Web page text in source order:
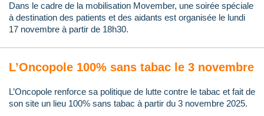
Dans le cadre de la mobilisation Movember, une soirée spéciale
à destination des patients et des aidants est organisée le lundi
17 novembre à partir de 18h30.
L’Oncopole 100% sans tabac le 3 novembre
L’Oncopole renforce sa politique de lutte contre le tabac et fait de
son site un lieu 100% sans tabac à partir du 3 novembre 2025.